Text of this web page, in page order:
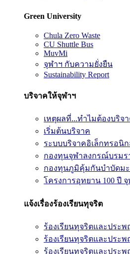
Green University
Chula Zero Waste
CU Shuttle Bus
MuvMi
จุฬาฯ กับความยั่งยืน
Sustainability Report
บริจาคให้จุฬาฯ
เหตุผลที่...ทำไมต้องบริจ
เริ่มต้นบริจาค
ระบบบริจาคอิเล็กทรอนิ
กองทุนจุฬาลงกรณ์บรม
กองทุนภูมิคุ้มกันบำบัดมะ
โครงการอุทยาน 100 ปี
แจ้งเรื่องร้องเรียนทุจริต
ร้องเรียนทุจริตและประ
ร้องเรียนทุจริตและประ
ร้องเรียนทุจริตและประ